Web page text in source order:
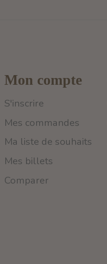
Mon compte
S'inscrire
Mes commandes
Ma liste de souhaits
Mes billets
Comparer